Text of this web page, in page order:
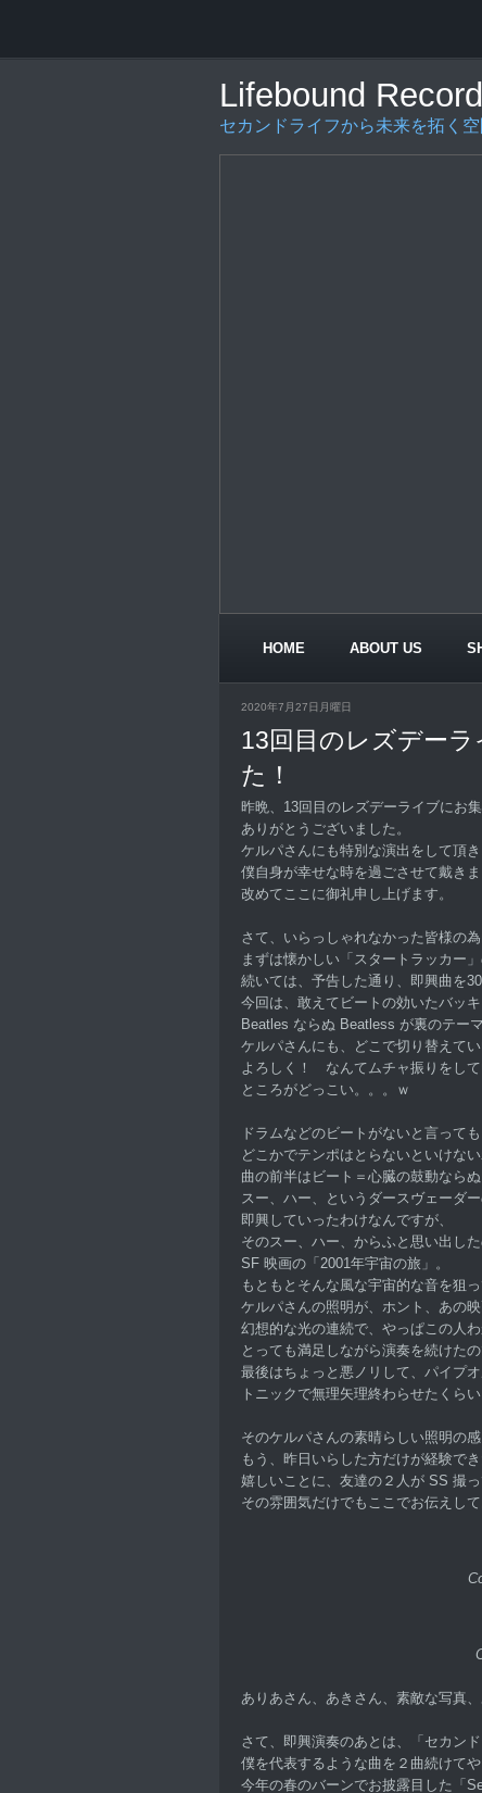
Lifebound
セカンドライフから未来を拓く
HOME ABOUT US
2020年7月27日月曜日
13回目のレズデー
た！
昨晩、13回目のレズデーライブにお集
ありがとうございました。
ケルパさんにも特別な演出をして頂き
僕自身が幸せな時を過ごさせて戴きま
改めてここに御礼申し上げます。
さて、いらっしゃれなかった皆様の
まずは懐かしい「スタートラッカー」
続いては、予告した通り、即興曲を
今回は、敢えてビートの効いたバッ
Beatles ならぬ Beatless が裏のテーマ
ケルパさんにも、どこで切り替えて
よろしく！ なんてムチャ振りをして
ところがどっこい。。。ｗ
ドラムなどのビートがないと言っても
どこかでテンポはとらないといけない
曲の前半はビート＝心臓の鼓動ならぬ
スー、ハー、というダースヴェーダ
即興していったわけなんですが、
そのスー、ハー、からふと思い出し
SF 映画の「2001年宇宙の旅」。
もともとそんな風な宇宙的な音を狙っ
ケルパさんの照明が、ホント、あの
幻想的な光の連続で、やっぱこの人
とっても満足しながら演奏を続けたの
最後はちょっと悪ノリして、パイプ
トニックで無理矢理終わらせたくらい
そのケルパさんの素晴らしい照明の感
もう、昨日いらした方だけが経験で
嬉しいことに、友達の２人が SS 撮っ
その雰囲気だけでもここでお伝えして
ありあさん、あきさん、素敵な写真
さて、即興演奏のあとは、「セカン
僕を代表するような曲を２曲続けてや
今年の春のバーンでお披露目した「